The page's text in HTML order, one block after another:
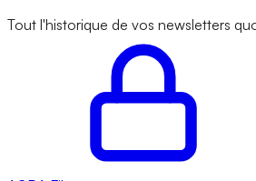
Tout l'historique de vos newsletters